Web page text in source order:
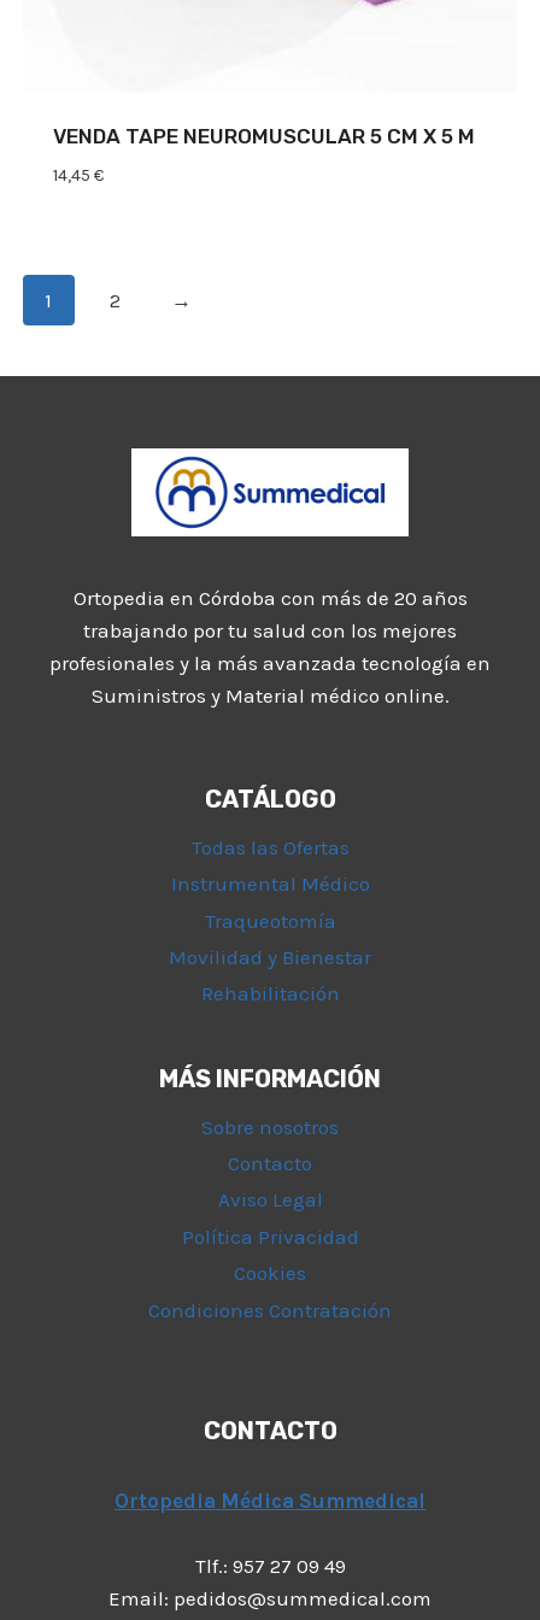
VENDA TAPE NEUROMUSCULAR 5 CM X 5 M
14,45 €
1 2 →
Ortopedia en Córdoba con más de 20 años
trabajando por tu salud con los mejores
profesionales y la más avanzada tecnología en
Suministros y Material médico online.
CATÁLOGO
Todas las Ofertas
Instrumental Médico
Traqueotomía
Movilidad y Bienestar
Rehabilitación
MÁS INFORMACIÓN
Sobre nosotros
Contacto
Aviso Legal
Política Privacidad
Cookies
Condiciones Contratación
CONTACTO
Ortopedia Médica Summedical
Tlf.: 957 27 09 49
Email: pedidos@summedical.com